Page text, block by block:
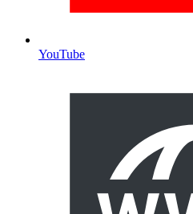
YouTube